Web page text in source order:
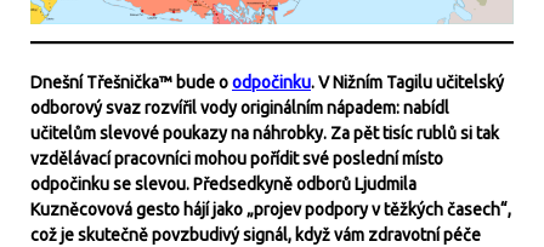
Dnešní Třešnička™ bude oodpočinku. V Nižním Tagilu učitelský
odborový svaz rozvířil vody originálním nápadem: nabídl
učitelům slevové poukazy na náhrobky. Za pět tisíc rublů si tak
vzdělávací pracovníci mohou pořídit své poslední místo
odpočinku se slevou. Předsedkyně odborů Ljudmila
Kuzněcovová gesto hájí jako „projev podpory v těžkých časech“,
což je skutečně povzbudivý signál, když vám zdravotní péče